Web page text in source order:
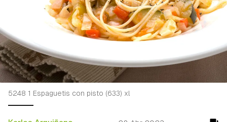
5248 1 Espaguetis con pisto (633) xl